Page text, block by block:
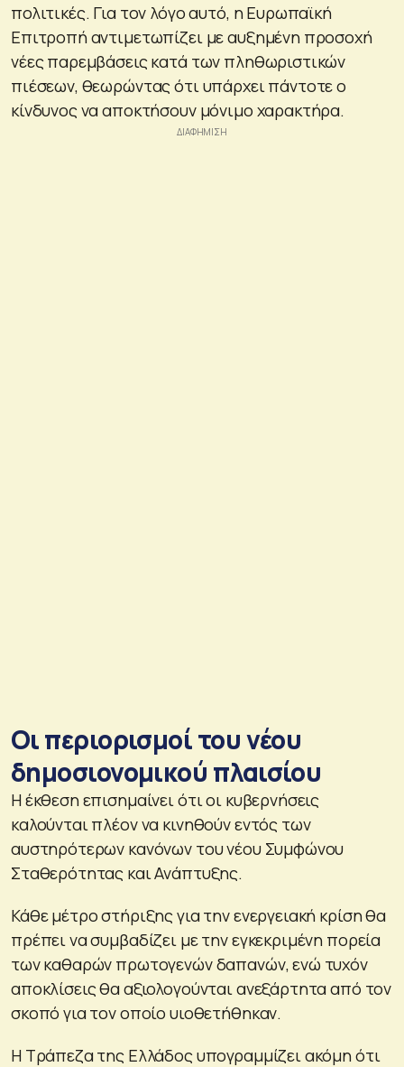
πολιτικές. Για τον λόγο αυτό, η Ευρωπαϊκή
Επιτροπή αντιμετωπίζει με αυξημένη προσοχή
νέες παρεμβάσεις κατά των πληθωριστικών
πιέσεων, θεωρώντας ότι υπάρχει πάντοτε ο
κίνδυνος να αποκτήσουν μόνιμο χαρακτήρα.
Οι περιορισμοί του νέου
δημοσιονομικού πλαισίου
Η έκθεση επισημαίνει ότι οι κυβερνήσεις
καλούνται πλέον να κινηθούν εντός των
αυστηρότερων κανόνων του νέου Συμφώνου
Σταθερότητας και Ανάπτυξης.
Κάθε μέτρο στήριξης για την ενεργειακή κρίση θα
πρέπει να συμβαδίζει με την εγκεκριμένη πορεία
των καθαρών πρωτογενών δαπανών, ενώ τυχόν
αποκλίσεις θα αξιολογούνται ανεξάρτητα από τον
σκοπό για τον οποίο υιοθετήθηκαν.
Η Τράπεζα της Ελλάδος υπογραμμίζει ακόμη ότι